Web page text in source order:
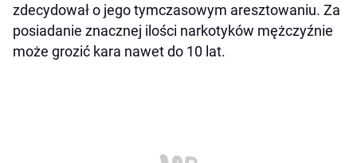
zdecydował o jego tymczasowym aresztowaniu. Za
posiadanie znacznej ilości narkotyków mężczyźnie
może grozić kara nawet do 10 lat.